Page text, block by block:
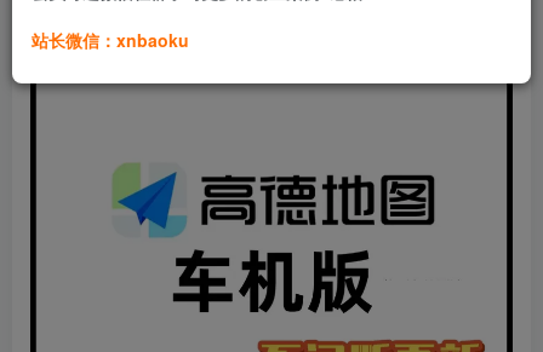
站长微信：xnbaoku